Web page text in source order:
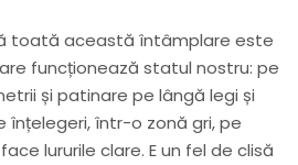
toată această întâmplare este
funcționează statul nostru: pe
și patinare pe lângă legi și
înțelegeri, într-o zonă gri, pe
lururile clare. E un fel de clisă